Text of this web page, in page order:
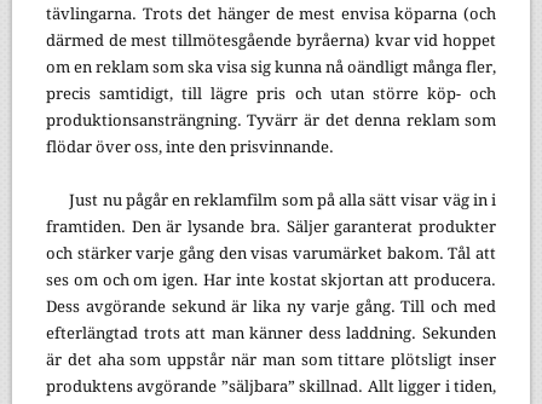
tävlingarna. Trots det hänger de mest envisa köparna (och
därmed de mest tillmötesgående byråerna) kvar vid hoppet
om en reklam som ska visa sig kunna nå oändligt många fler,
precis samtidigt, till lägre pris och utan större köp- och
produktionsansträngning. Tyvärr är det denna reklam som
flödar över oss, inte den prisvinnande.
Just nu pågår en reklamfilm som på alla sätt visar väg in i
framtiden. Den är lysande bra. Säljer garanterat produkter
och stärker varje gång den visas varumärket bakom. Tål att
ses om och om igen. Har inte kostat skjortan att producera.
Dess avgörande sekund är lika ny varje gång. Till och med
efterlängtad trots att man känner dess laddning. Sekunden
är det aha som uppstår när man som tittare plötsligt inser
produktens avgörande ”säljbara” skillnad. Allt ligger i tiden,